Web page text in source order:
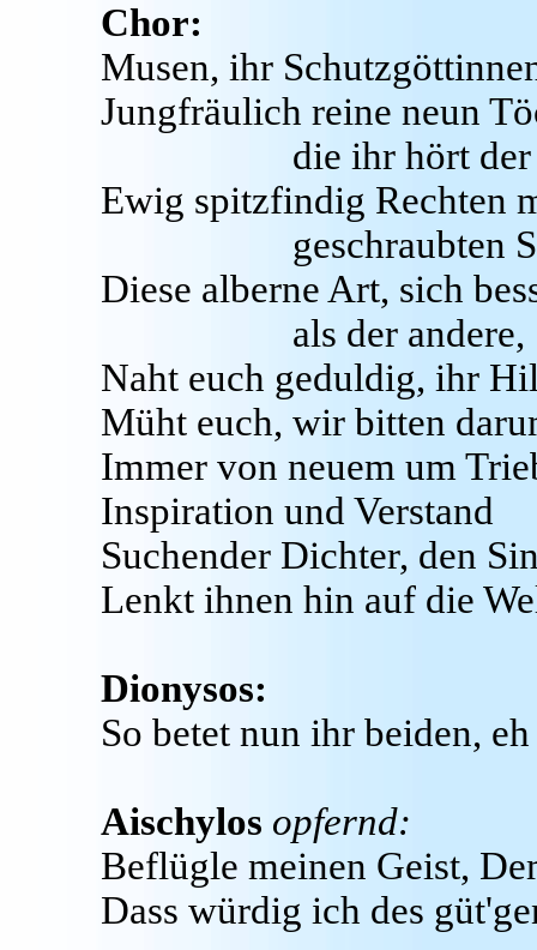
Chor:
Musen, ihr
Jungfräulich reine neun
die ihr hört
Ewig spitzfindig Rechten
geschraubten
Diese alberne Art, sich
als der andere,
Naht euch geduldig, ihr
Müht euch, wir bitten
Immer von neuem um
Inspiration und Verstand
Suchender Dichter, den
Lenkt ihnen hin auf die
Dionysos:
So betet nun ihr beiden,
Aischylos opfernd:
Beflügle meinen Geist,
Dass würdig ich des